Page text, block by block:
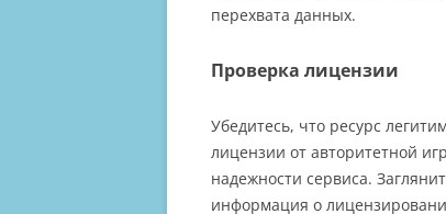
перехвата данных.
Проверка лицензии
Убедитесь, что ресурс
лицензии от авторитетной
надежности сервиса.
информация о